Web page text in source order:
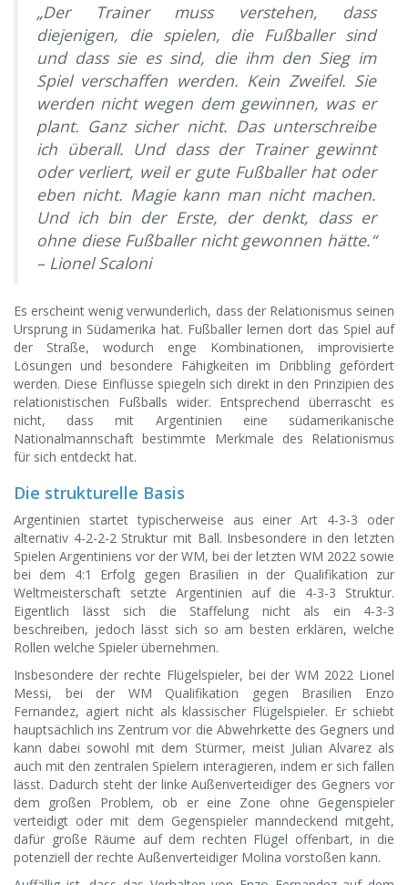
„Der Trainer muss verstehen, dass
diejenigen, die spielen, die Fußballer sind
und dass sie es sind, die ihm den Sieg im
Spiel verschaffen werden. Kein Zweifel. Sie
werden nicht wegen dem gewinnen, was er
plant. Ganz sicher nicht. Das unterschreibe
ich überall. Und dass der Trainer gewinnt
oder verliert, weil er gute Fußballer hat oder
eben nicht. Magie kann man nicht machen.
Und ich bin der Erste, der denkt, dass er
ohne diese Fußballer nicht gewonnen hätte.“
– Lionel Scaloni
Es erscheint wenig verwunderlich, dass der Relationismus seinen
Ursprung in Südamerika hat. Fußballer lernen dort das Spiel auf
der Straße, wodurch enge Kombinationen, improvisierte
Lösungen und besondere Fähigkeiten im Dribbling gefördert
werden. Diese Einflüsse spiegeln sich direkt in den Prinzipien des
relationistischen Fußballs wider. Entsprechend überrascht es
nicht, dass mit Argentinien eine südamerikanische
Nationalmannschaft bestimmte Merkmale des Relationismus
für sich entdeckt hat.
Die strukturelle Basis
Argentinien startet typischerweise aus einer Art 4-3-3 oder
alternativ 4-2-2-2 Struktur mit Ball. Insbesondere in den letzten
Spielen Argentiniens vor der WM, bei der letzten WM 2022 sowie
bei dem 4:1 Erfolg gegen Brasilien in der Qualifikation zur
Weltmeisterschaft setzte Argentinien auf die 4-3-3 Struktur.
Eigentlich lässt sich die Staffelung nicht als ein 4-3-3
beschreiben, jedoch lässt sich so am besten erklären, welche
Rollen welche Spieler übernehmen.
Insbesondere der rechte Flügelspieler, bei der WM 2022 Lionel
Messi, bei der WM Qualifikation gegen Brasilien Enzo
Fernandez, agiert nicht als klassischer Flügelspieler. Er schiebt
hauptsächlich ins Zentrum vor die Abwehrkette des Gegners und
kann dabei sowohl mit dem Stürmer, meist Julian Alvarez als
auch mit den zentralen Spielern interagieren, indem er sich fallen
lässt. Dadurch steht der linke Außenverteidiger des Gegners vor
dem großen Problem, ob er eine Zone ohne Gegenspieler
verteidigt oder mit dem Gegenspieler manndeckend mitgeht,
dafür große Räume auf dem rechten Flügel offenbart, in die
potenziell der rechte Außenverteidiger Molina vorstoßen kann.